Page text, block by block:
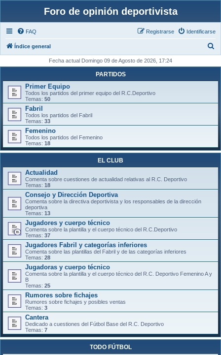
Foro de opinión deportivista
FAQ Identificarse
Registrarse
Índice general
c
r
Fecha actual Domingo 09 de Agosto de 2026, 17:24
PARTIDOS
Primer Equipo
Todos los partidos del primer equipo del R.C.Deportivo
Temas: 50
Fabril
Todos los partidos del Fabril
Temas: 33
Femenino
Todos los partidos del Femenino
Temas: 18
EL CLUB
Actualidad
Comenta sobre cuestiones de actualidad relativas al R.C. Deportivo
Temas: 18
Consejo y Dirección Deportiva
Comenta sobre la directiva deportivista y los responsables de la dirección
deportiva
Temas: 13
Jugadores y cuerpo técnico
Comenta sobre la plantilla y el cuerpo técnico del R.C.Deportivo
Temas: 37
Jugadores Fabril y categorías inferiores
Comenta sobre las plantillas del Fabril y de las categorías inferiores
Temas: 28
Jugadoras y cuerpo técnico
Comenta sobre la plantilla y el cuerpo técnico del R.C. Deportivo Femenino A y
B
Temas: 25
Rumores sobre fichajes
Rumores sobre fichajes y posibles ventas
Temas: 3
Cantera
Dedicado a cuestiones del Fútbol Base del R.C. Deportivo
Temas: 7
TODO FÚTBOL